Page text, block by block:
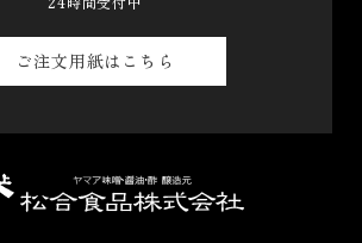
ご注文用紙はこちら